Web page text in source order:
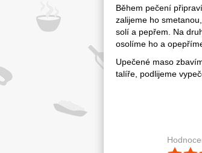
Během pečení
zalijeme ho
solí a pepřem. Na
osolíme ho a
Upečené maso
talíře, podlijeme